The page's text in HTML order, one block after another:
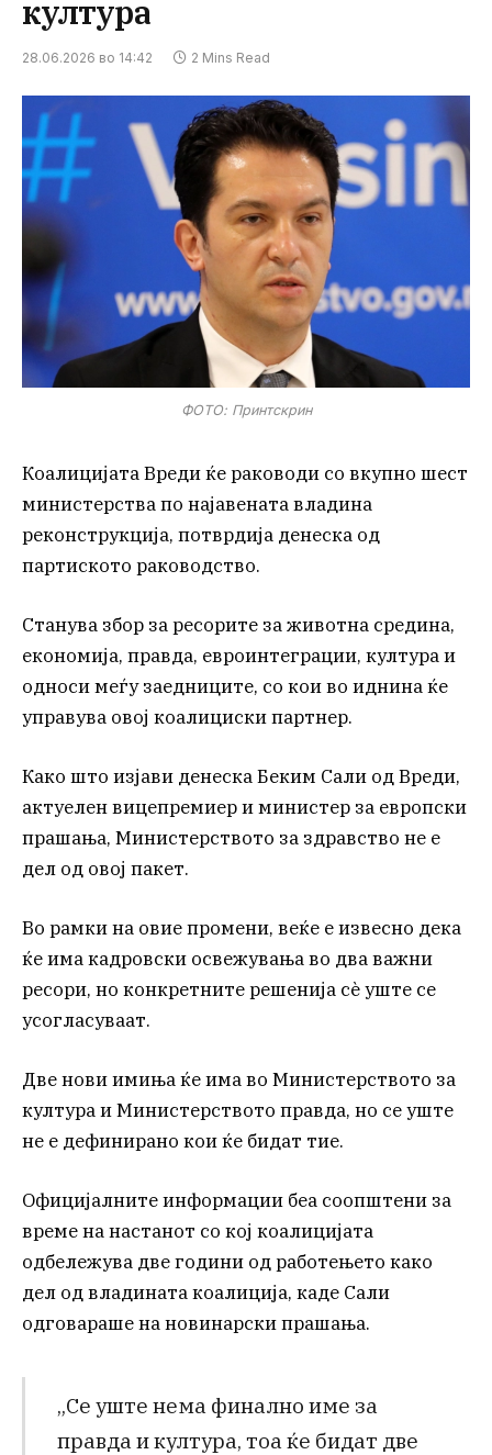
култура
28.06.2026 во 14:42 2 Mins Read
ФОТО: Принтскрин
Коалицијата Вреди ќе раководи со вкупно шест
министерства по најавената владина
реконструкција, потврдија денеска од
партиското раководство.
Станува збор за ресорите за животна средина,
економија, правда, евроинтеграции, култура и
односи меѓу заедниците, со кои во иднина ќе
управува овој коалициски партнер.
Како што изјави денеска Беким Сали од Вреди,
актуелен вицепремиер и министер за европски
прашања, Министерството за здравство не е
дел од овој пакет.
Во рамки на овие промени, веќе е извесно дека
ќе има кадровски освежувања во два важни
ресори, но конкретните решенија сè уште се
усогласуваат.
Две нови имиња ќе има во Министерството за
култура и Министерството правда, но се уште
не е дефинирано кои ќе бидат тие.
Официјалните информации беа соопштени за
време на настанот со кој коалицијата
одбележува две години од работењето како
дел од владината коалиција, каде Сали
одговараше на новинарски прашања.
„Се уште нема финално име за
правда и култура, тоа ќе бидат две